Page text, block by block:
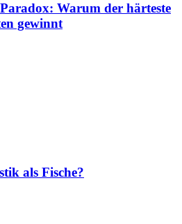
Warum der härteste
gewinnt
als Fische?